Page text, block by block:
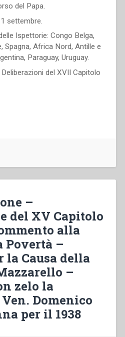
del Papa.
settembre.
Ispettorie: Congo Belga,
Spagna, Africa Nord, Antille e
Paraguay, Uruguay.
del XVII Capitolo
–
del XV Capitolo
alla
Povertà –
la Causa della
–
zelo la
Domenico
per il 1938